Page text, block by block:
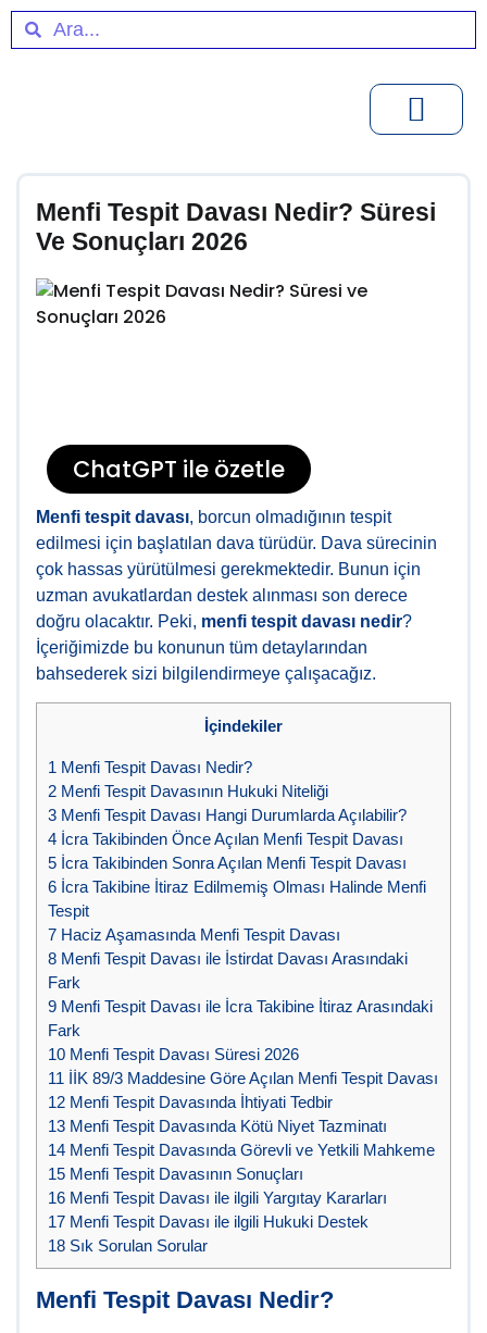
Menfi Tespit Davası Nedir? Süresi
Ve Sonuçları 2026
ChatGPT ile özetle
Menfi tespit davası, borcun olmadığının tespit
edilmesi için başlatılan dava türüdür. Dava sürecinin
çok hassas yürütülmesi gerekmektedir. Bunun için
uzman avukatlardan destek alınması son derece
doğru olacaktır. Peki, menfi tespit davası nedir?
İçeriğimizde bu konunun tüm detaylarından
bahsederek sizi bilgilendirmeye çalışacağız.
İçindekiler
1 Menfi Tespit Davası Nedir?
2 Menfi Tespit Davasının Hukuki Niteliği
3 Menfi Tespit Davası Hangi Durumlarda Açılabilir?
4 İcra Takibinden Önce Açılan Menfi Tespit Davası
5 İcra Takibinden Sonra Açılan Menfi Tespit Davası
6 İcra Takibine İtiraz Edilmemiş Olması Halinde Menfi
Tespit
7 Haciz Aşamasında Menfi Tespit Davası
8 Menfi Tespit Davası ile İstirdat Davası Arasındaki
Fark
9 Menfi Tespit Davası ile İcra Takibine İtiraz Arasındaki
Fark
10 Menfi Tespit Davası Süresi 2026
11 İİK 89/3 Maddesine Göre Açılan Menfi Tespit Davası
12 Menfi Tespit Davasında İhtiyati Tedbir
13 Menfi Tespit Davasında Kötü Niyet Tazminatı
14 Menfi Tespit Davasında Görevli ve Yetkili Mahkeme
15 Menfi Tespit Davasının Sonuçları
16 Menfi Tespit Davası ile ilgili Yargıtay Kararları
17 Menfi Tespit Davası ile ilgili Hukuki Destek
18 Sık Sorulan Sorular
Menfi Tespit Davası Nedir?